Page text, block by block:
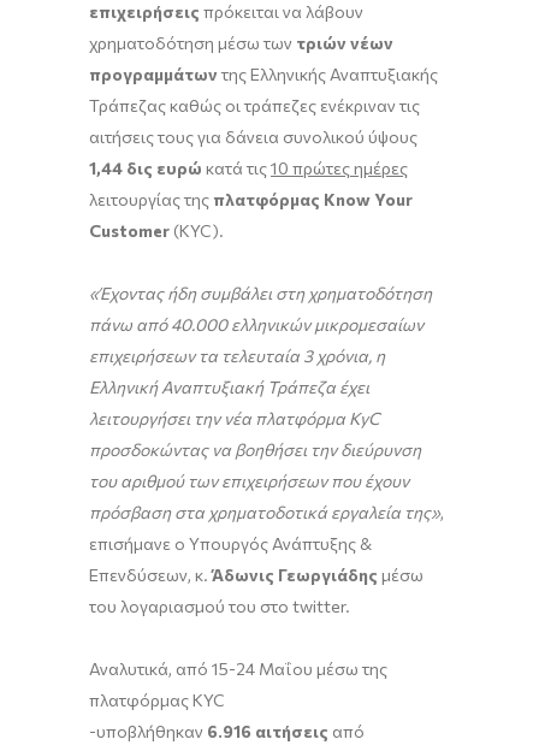
επιχειρήσεις πρόκειται να λάβουν
χρηματοδότηση μέσω των τριών νέων
προγραμμάτων της Ελληνικής Αναπτυξιακής
Τράπεζας καθώς οι τράπεζες ενέκριναν τις
αιτήσεις τους για δάνεια συνολικού ύψους
1,44 δις ευρώ κατά τις10 πρώτες ημέρες
λειτουργίας της πλατφόρμας Know Your
Customer (KYC).
«Έχοντας ήδη συμβάλει στη χρηματοδότηση
πάνω από 40.000 ελληνικών μικρομεσαίων
επιχειρήσεων τα τελευταία 3 χρόνια, η
Ελληνική Αναπτυξιακή Τράπεζα έχει
λειτουργήσει την νέα πλατφόρμα KyC
προσδοκώντας να βοηθήσει την διεύρυνση
του αριθμού των επιχειρήσεων που έχουν
πρόσβαση στα χρηματοδοτικά εργαλεία της»,
επισήμανε ο Υπουργός Ανάπτυξης &
Επενδύσεων, κ.Άδωνις Γεωργιάδης μέσω
του λογαριασμού του στο twitter.
Αναλυτικά, από 15-24 Μαΐου μέσω της
πλατφόρμας KYC
-υποβλήθηκαν 6.916 αιτήσεις από